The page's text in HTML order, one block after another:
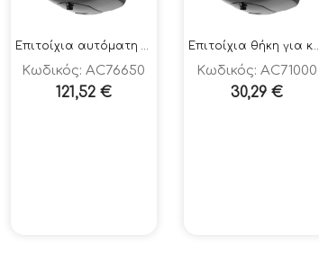
Επιτοίχια αυτόματη θήκη για κρεμοσάπουνο – αντισηπτικό 1000ml
Κωδικός: AC76650
121,52 €
Επιτοίχια θήκη για κρεμοσάπουνο – αντισηπτικό 900ml
Κωδικός: AC71000
30,29€